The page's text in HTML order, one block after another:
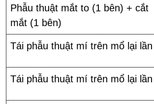
Phẫu thuật mắt to (1 bên) + cắt
mắt (1 bên)
Tái phẫu thuật mí trên mổ lại lần
Tái phẫu thuật mí trên mổ lại lần